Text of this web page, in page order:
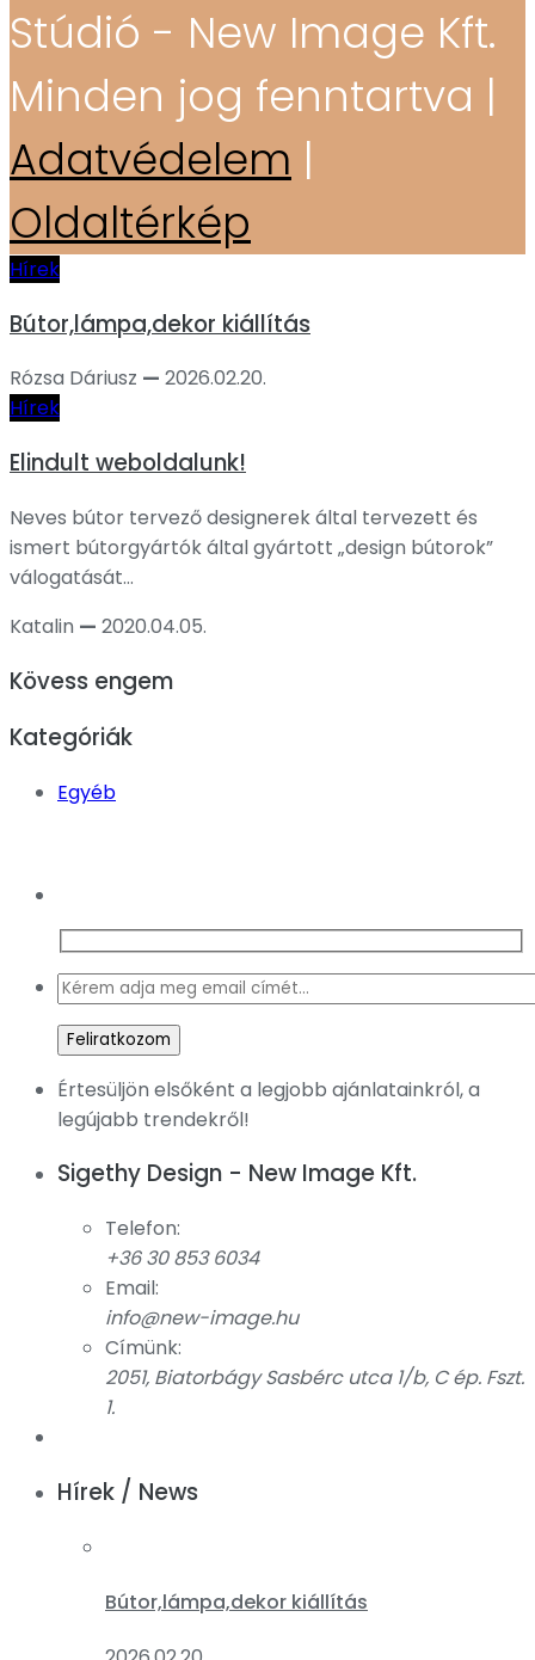
Stúdió - New Image Kft.
Minden jog fenntartva |
Adatvédelem |
Oldaltérkép
Hírek
Bútor,lámpa,dekor kiállítás
Rózsa Dáriusz — 2026.02.20.
Hírek
Elindult weboldalunk!
Neves bútor tervező designerek által tervezett és
ismert bútorgyártók által gyártott „design bútorok”
válogatását...
Katalin — 2020.04.05.
Kövess engem
Kategóriák
Egyéb
Értesüljön elsőként a legjobb ajánlatainkról, a
legújabb trendekről!
Sigethy Design - New Image Kft.
Telefon:
+36 30 853 6034
Email:
info@new-image.hu
Címünk:
2051, Biatorbágy Sasbérc utca 1/b, C ép. Fszt.
1.
Hírek / News
Bútor,lámpa,dekor kiállítás